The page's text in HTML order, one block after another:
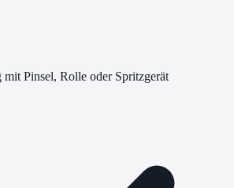
mit Pinsel, Rolle oder Spritzgerät